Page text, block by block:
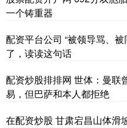
一个铸重器
配资平台公司 “被领导骂、
了，读读这句话
配资炒股排排网 世体：曼联
易，但巴萨和本人都拒绝
在配资炒股 甘肃宕昌山体滑